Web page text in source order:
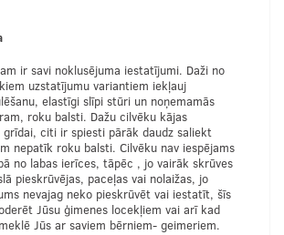
ir savi noklusējuma iestatījumi. Daži no
uzstatījumu variantiem iekļauj
elastīgi slīpi stūri un noņemamās
roku balsti. Dažu cilvēku kājas
grīdai, citi ir spiesti pārāk daudz saliekt
nepatīk roku balsti. Cilvēku nav iespējams
no labas ierīces, tāpēc , jo vairāk skrūves
pieskrūvējas, paceļas vai nolaižas, jo
nevajag neko pieskrūvēt vai iestatīt, šīs
Jūsu ģimenes locekļiem vai arī kad
Jūs ar saviem bērniem- geimeriem.